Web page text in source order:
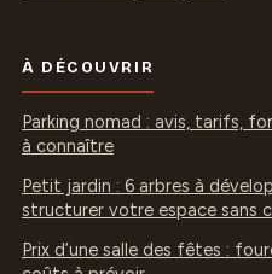
À DÉCOUVRIR
Parking nomad : avis, tarifs,
à connaître
Petit jardin : 6 arbres à
structurer votre espace sans
Prix d’une salle des fêtes :